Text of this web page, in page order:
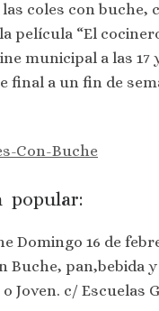
coles con buche,
película “El
municipal a las 17
final a un fin de
Con-Buche
popular:
Domingo 16 de
Buche, pan,bebida
Joven. c/ Escuelas